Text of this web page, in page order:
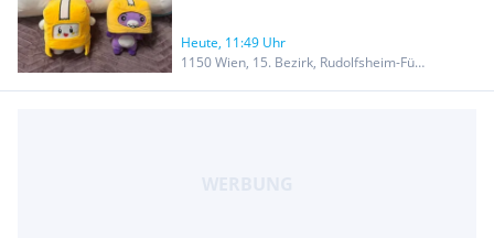
Heute, 11:49 Uhr
1150 Wien, 15. Bezirk, Rudolfsheim-Fünfhaus